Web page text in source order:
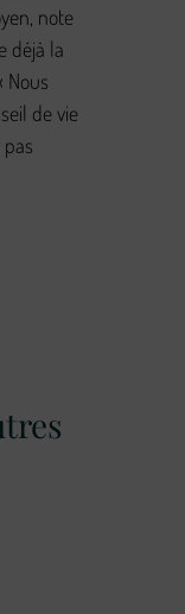
note
déjà la
Nous
de vie